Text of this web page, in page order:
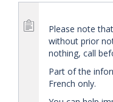
Please note
without prior
nothing, call
Part of the
French only.